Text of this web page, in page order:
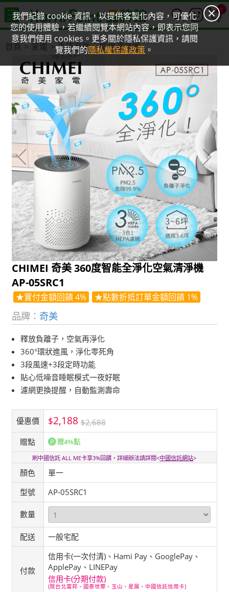
我們紀錄 cookie 資訊，以提供客製化內容，可優化
您的使用體驗，若繼續閱覽本網站內容，即表示您同
意我們使用 cookies。更多關於隱私保護資訊，請閱
覽我們的隱私權保護政策 。
0
首頁 家電 季節家電 空氣清淨機
CHIMEI 奇美 360度智能全淨化空氣清淨機
AP-05SRC1
★實付金額回饋 4% ★點數折抵訂單金額回饋 1%
品牌： 奇美
釋放負離子，空氣再淨化
360°環狀進風，淨化零死角
3段風速+3段定時功能
貼心低噪音睡眠模式一夜好眠
濾網更換提醒，自動監測壽命
優惠價 $2,188 $2,688
贈點
贈4%點
刷中國信託 ALL ME卡享3%回饋，詳細辦法請詳閱<中國信託網站>
顏色
單一
型號
AP-05SRC1
數量
配送 一般宅配
付款
信用卡(一次付清)、Hami Pay、GooglePay、
ApplePay、LINEPay
信用卡(分期付款)
(限台北富邦、國泰世華、玉山、星展、中國信託信用卡)